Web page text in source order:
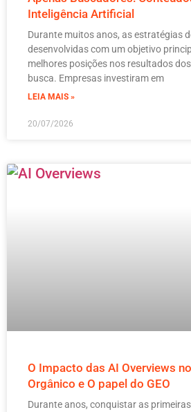
Inteligência Artificial
Durante muitos anos, as estratégias
desenvolvidas com um objetivo
melhores posições nos resultados
busca. Empresas investiram em
LEIA MAIS »
20/07/2026
O Impacto das AI Overviews
Orgânico e O papel do GEO
Durante anos, conquistar as